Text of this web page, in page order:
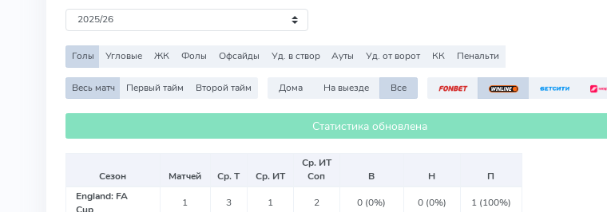
Голы Угловые ЖК Фолы Офсайды Уд. в створ Ауты Уд. от ворот КК Пенальти
Весь матч Первый тайм Второй тайм Дома На выезде Все
Статистика обновлена
Сезон Матчей Ср. Т Ср. ИТ
Ср. ИТ
Соп
В Н
П
England: FA
1 3 1 2 0 (0%) 0 (0%) 1 (100%)